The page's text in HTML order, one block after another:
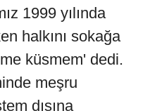
1999 yılında
halkını sokağa
küsmem' dedi.
meşru
dışına